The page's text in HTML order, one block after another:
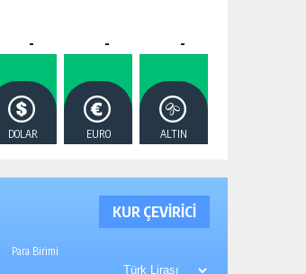
-
DOLAR
-
EURO
-
ALTIN
KUR ÇEVİRİCİ
Para Birimi